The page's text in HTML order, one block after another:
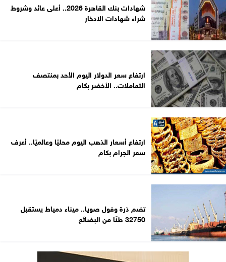
شهادات بنك القاهرة 2026.. أعلى عائد وشروط
شراء شهادات الادخار
ارتفاع سعر الدولار اليوم الأحد بمنتصف
التعاملات.. الأخضر بكام
ارتفاع أسعار الذهب اليوم محليًا وعالميًا.. أعرف
سعر الجرام بكام
تضم ذرة وفول صويا.. ميناء دمياط يستقبل
32750 طنًا من البضائع